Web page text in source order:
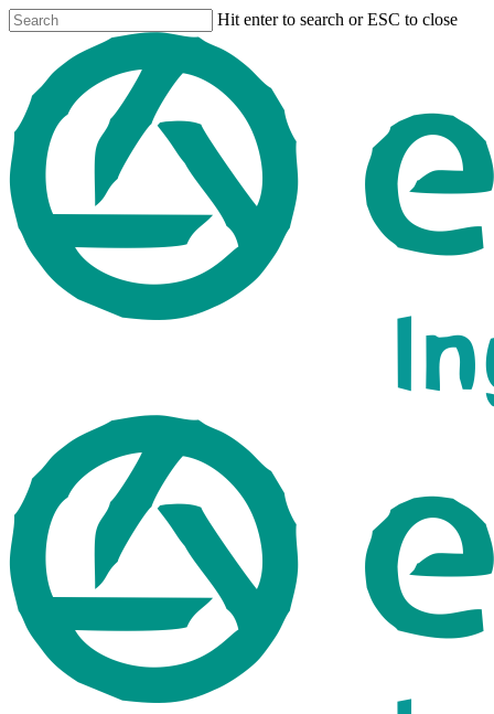
Skip
to
content
Hit enter to search or ESC to close